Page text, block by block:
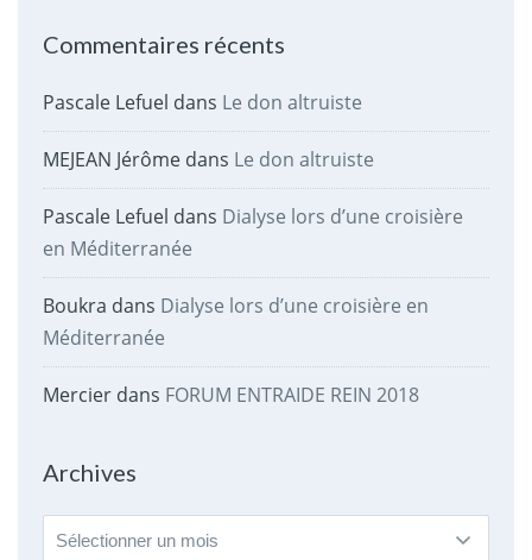
Commentaires récents
Pascale Lefuel dans Le don altruiste
MEJEAN Jérômedans Le don altruiste
Pascale Lefuel dans Dialyse lors d’une croisière
en Méditerranée
Boukra dans Dialyse lors d’une croisière en
Méditerranée
Mercierdans FORUM ENTRAIDE REIN 2018
Archives
Archives